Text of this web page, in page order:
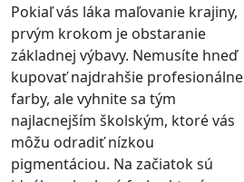
Pokiaľ vás láka maľovanie krajiny,
prvým krokom je obstaranie
základnej výbavy. Nemusíte hneď
kupovať najdrahšie profesionálne
farby, ale vyhnite sa tým
najlacnejším školským, ktoré vás
môžu odradiť nízkou
pigmentáciou. Na začiatok sú